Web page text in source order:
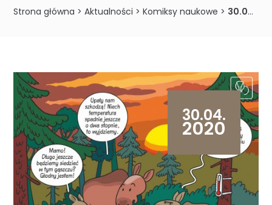
Strona główna >Aktualności >Komiksy naukowe > 30.04.2020 – Komiks naukowy o wpływie upałów na zachowanie łosi!
30.04.
2020